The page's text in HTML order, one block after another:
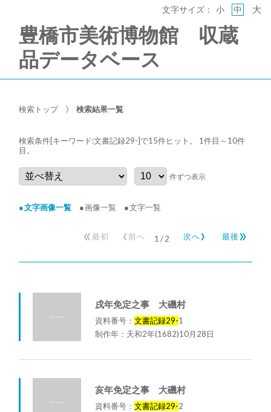
豊橋市美術博物館 収蔵
品データベース
文字サイズ： 小 中 大
検索トップ 検索結果一覧
検索条件[キーワード:文書記録29-]で15件ヒット 。 1件目～10件
目 。
件ずつ表示
文字画像一覧 画像一覧 文字一覧
«最初 ‹前へ 1 /2 次へ› 最後 »
戌年免定之事 大磯村
資料番号：文書記録29-1
制作年：天和2年(1682)10月28日
亥年免定之事 大磯村
資料番号：文書記録29-2